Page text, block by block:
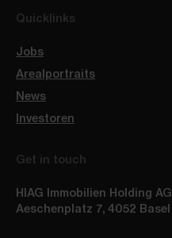
Quicklinks
Jobs
Arealportraits
News
Investoren
Get in touch
HIAG Immobilien Holding AG
Aeschenplatz 7, 4052 Basel